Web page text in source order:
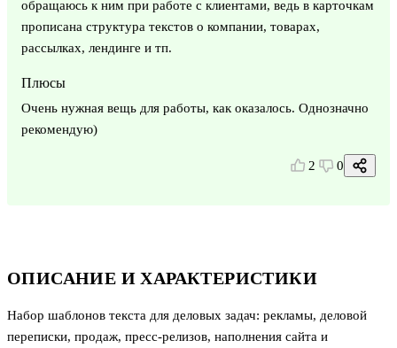
ОПИСАНИЕ И ХАРАКТЕРИСТИКИ
Набор шаблонов текста для деловых задач: рекламы, деловой
переписки, продаж, пресс-релизов, наполнения сайта и
обращаюсь к ним при работе с клиентами, ведь в карточкам
прописана структура текстов о компании, товарах,
рассылках, лендинге и тп.
Плюсы
Очень нужная вещь для работы, как оказалось. Однозначно
рекомендую)
2 0